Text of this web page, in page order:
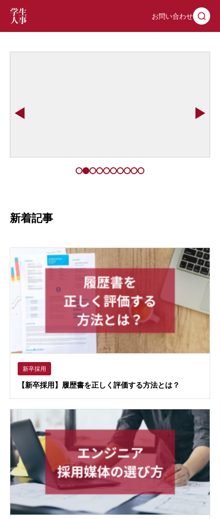
お問い合わせ
新着記事
新卒採用
【新卒採用】履歴書を正しく評価する方法とは？